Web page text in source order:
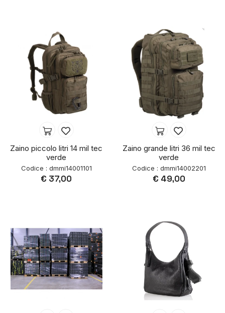
Zaino piccolo litri 14 mil tec
verde
Codice : dmmi14001101
€ 37,00
Zaino grande litri 36 mil tec
verde
Codice : dmmi14002201
€ 49,00